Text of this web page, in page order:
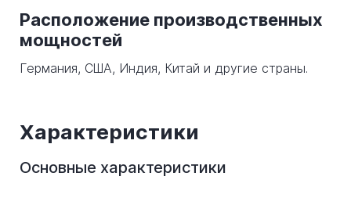
Расположение производственных
мощностей
Германия, США, Индия, Китай и другие страны.
Характеристики
Основные характеристики